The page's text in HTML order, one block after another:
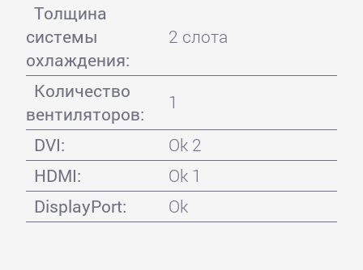
Толщина
системы
охлаждения:
2 слота
Количество
вентиляторов:
1
DVI:
Ok 2
HDMI:
Ok 1
DisplayPort:
Ok